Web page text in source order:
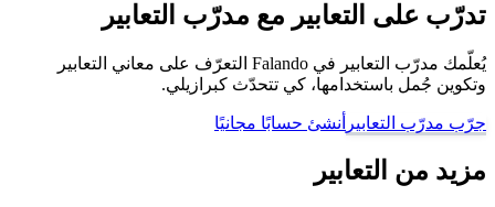
تدرّب على التعابير مع مدرّب التعابير
يُعلّمك مدرّب التعابير في Falando التعرّف على معاني التعابير
وتكوين جُمل باستخدامها، كي تتحدّث كبرازيلي.
جرّب مدرّب التعابير أنشئ حسابًا مجانيًا
مزيد من التعابير